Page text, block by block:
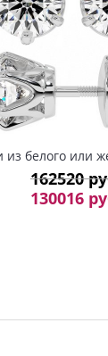
белого или
162520
130016